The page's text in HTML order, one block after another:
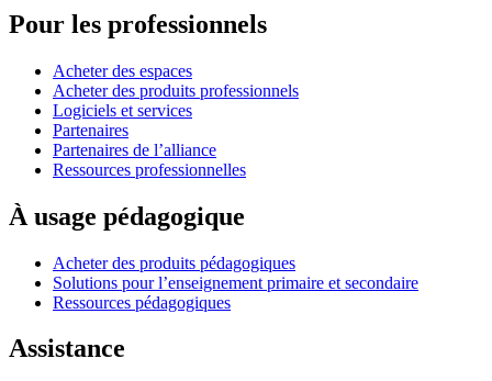
Pour les professionnels
Acheter des espaces
Acheter des produits professionnels
Logiciels et services
Partenaires
Partenaires de l’alliance
Ressources professionnelles
À usage pédagogique
Acheter des produits pédagogiques
Solutions pour l’enseignement primaire et secondaire
Ressources pédagogiques
Assistance